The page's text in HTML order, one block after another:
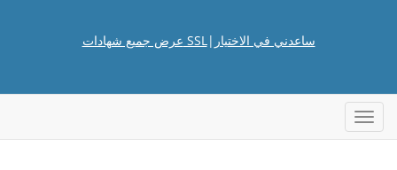
عرض جميع شهادات SSL| ساعدني في الاختيار
تبديل
التنقل